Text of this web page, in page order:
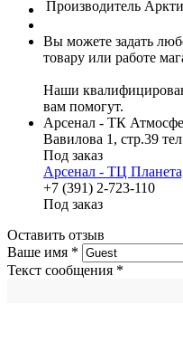
Производитель
Вы можете задать
товару или работе
Наши
вам помогут.
Арсенал - ТК
Вавилова 1, стр.39
Под заказ
Арсенал - ТЦ
+7 (391) 2-723-110
Под заказ
Оставить отзыв
Ваше имя *
Текст сообщения *